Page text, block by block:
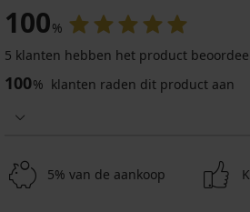
100%
5 klanten hebben het product
100% klanten raden dit product aan
5% van de aankoop